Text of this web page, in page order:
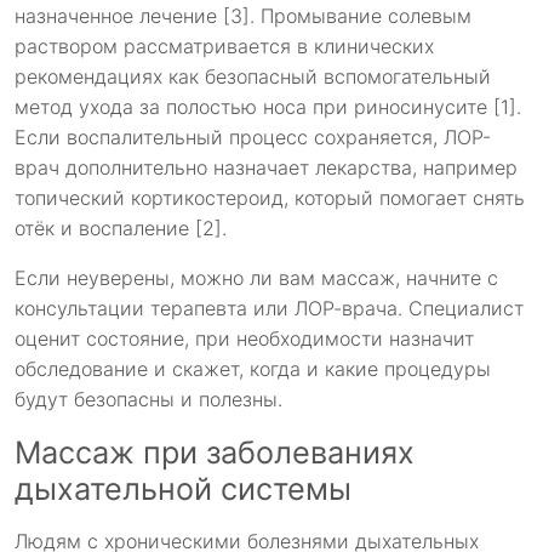
назначенное лечение [3]. Промывание солевым
раствором рассматривается в клинических
рекомендациях как безопасный вспомогательный
метод ухода за полостью носа при риносинусите [1].
Если воспалительный процесс сохраняется, ЛОР-
врач дополнительно назначает лекарства, например
топический кортикостероид, который помогает снять
отёк и воспаление [2].
Если неуверены, можно ли вам массаж, начните с
консультации терапевта или ЛОР-врача. Специалист
оценит состояние, при необходимости назначит
обследование и скажет, когда и какие процедуры
будут безопасны и полезны.
Массаж при заболеваниях
дыхательной системы
Людям с хроническими болезнями дыхательных